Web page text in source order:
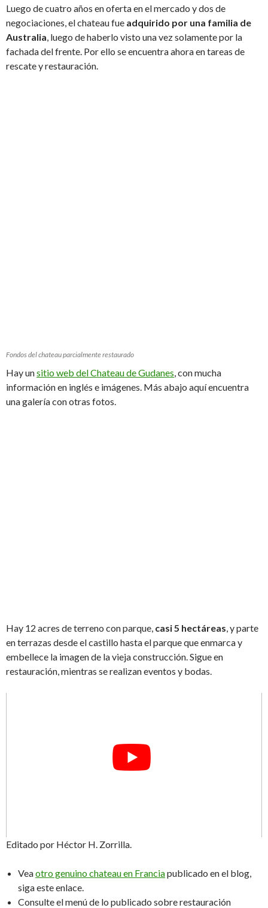
Luego de cuatro años en oferta en el mercado y dos de
negociaciones, el chateau fue adquirido por una familia de
Australia, luego de haberlo visto una vez solamente por la
fachada del frente. Por ello se encuentra ahora en tareas de
rescate y restauración.
Fondos del chateau parcialmente restaurado
Hay unsitio web del Chateau de Gudanes, con mucha
información en inglés e imágenes. Más abajo aquí encuentra
una galería con otras fotos.
Hay 12 acres de terreno con parque, casi 5 hectáreas, y parte
en terrazas desde el castillo hasta el parque que enmarca y
embellece la imagen de la vieja construcción. Sigue en
restauración, mientras se realizan eventos y bodas.
Editado por Héctor H. Zorrilla.
Veaotro genuino chateau en Franciapublicado en el blog,
siga este enlace.
Consulte el menú de lo publicado sobre restauración